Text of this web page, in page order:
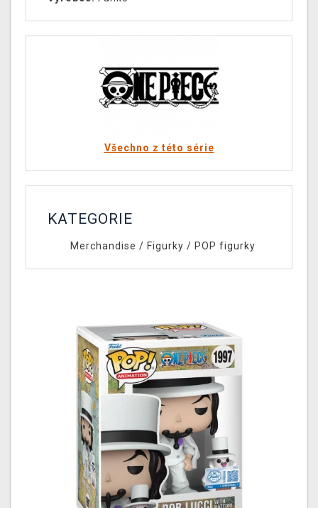
Všechno z této série
KATEGORIE
Merchandise / Figurky / POP figurky